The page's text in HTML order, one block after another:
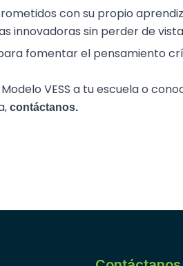
con su propio
innovadoras sin perder de
fomentar el pensamiento
VESS a tu escuela o
contáctanos.